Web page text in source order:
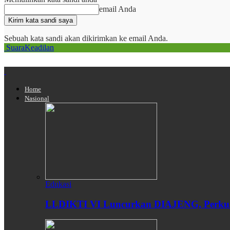
email Anda
Sebuah kata sandi akan dikirimkan ke email Anda.
SuaraKeadilan
Home
Nasional
Edukasi
LLDIKTI VI Luncurkan DIAJENG,